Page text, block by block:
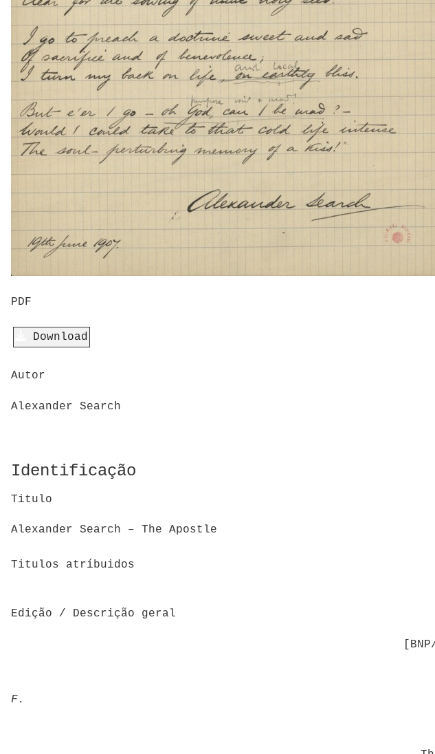
PDF
Download
Autor
Alexander Search
Identificação
Titulo
Alexander Search – The Apostle
Titulos atríbuidos
Edição / Descrição geral
F.